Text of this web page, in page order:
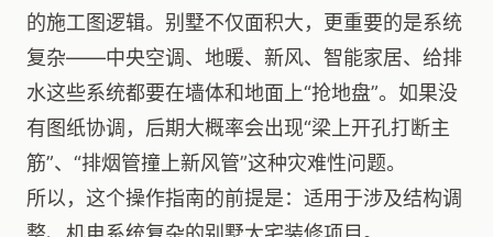
的施工图逻辑。别墅不仅面积大，更重要的是系统
复杂——中央空调、地暖、新风、智能家居、给排
水这些系统都要在墙体和地面上“抢地盘”。如果没
有图纸协调，后期大概率会出现“梁上开孔打断主
筋”、“排烟管撞上新风管”这种灾难性问题。
所以，这个操作指南的前提是：适用于涉及结构调